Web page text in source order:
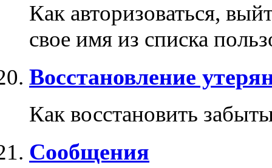
Как авторизоваться,
свое имя из списка
Восстановление
Как восстановить
Сообщения